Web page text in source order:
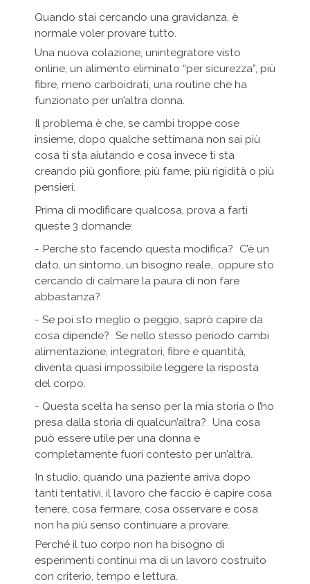
Quando stai cercando una gravidanza, è
normale voler provare tutto.
Una nuova colazione, unintegratore visto
online, un alimento eliminato “per sicurezza”, più
fibre, meno carboidrati, una routine che ha
funzionato per un’altra donna.
Il problema è che, se cambi troppe cose
insieme, dopo qualche settimana non sai più
cosa ti sta aiutando e cosa invece ti sta
creando più gonfiore, più fame, più rigidità o più
pensieri.
Prima di modificare qualcosa, prova a farti
queste 3 domande:
- Perché sto facendo questa modifica? C’è un
dato, un sintomo, un bisogno reale… oppure sto
cercando di calmare la paura di non fare
abbastanza?
- Se poi sto meglio o peggio, saprò capire da
cosa dipende? Se nello stesso periodo cambi
alimentazione, integratori, fibre e quantità,
diventa quasi impossibile leggere la risposta
del corpo.
- Questa scelta ha senso per la mia storia o l’ho
presa dalla storia di qualcun’altra? Una cosa
può essere utile per una donna e
completamente fuori contesto per un’altra.
In studio, quando una paziente arriva dopo
tanti tentativi, il lavoro che faccio è capire cosa
tenere, cosa fermare, cosa osservare e cosa
non ha più senso continuare a provare.
Perché il tuo corpo non ha bisogno di
esperimenti continui ma di un lavoro costruito
con criterio, tempo e lettura.